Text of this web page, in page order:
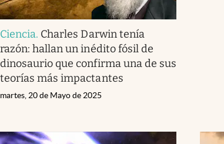
Ciencia. Charles Darwin tenía
razón: hallan un inédito fósil de
dinosaurio que confirma una de sus
teorías más impactantes
martes, 20 de Mayo de 2025